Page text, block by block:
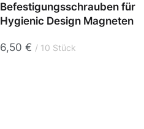
Befestigungsschrauben für
Hygienic Design Magneten
6,50 € 10 Stück